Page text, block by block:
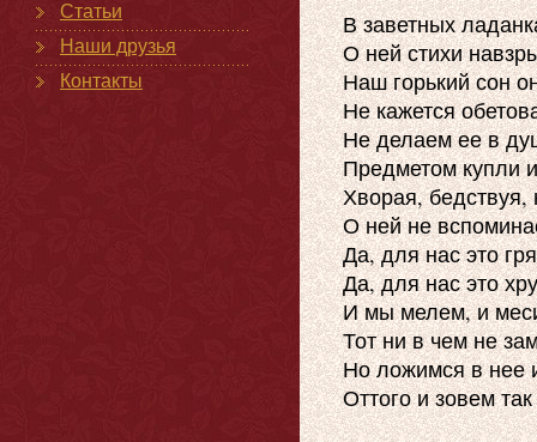
Статьи
Наши друзья
Контакты
В заветных
О ней стихи
Наш горький сон
Не кажется
Не делаем ее в
Предметом купли
Хворая, бедствуя,
О ней не
Да, для нас это
Да, для нас это
И мы мелем, и
Тот ни в чем не
Но ложимся в нее
Оттого и зовем